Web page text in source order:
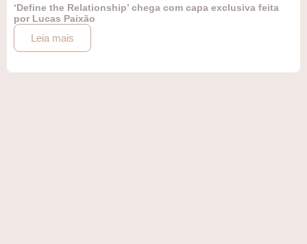
‘Define the Relationship’ chega com capa exclusiva feita
por Lucas Paixão
Leia mais